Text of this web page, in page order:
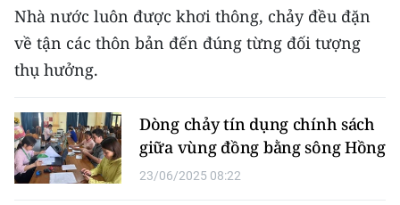
Media Y tế
Media Khoa học - Công nghệ
Media Môi trường
Ảnh
Nhà nước luôn được khơi thông, chảy đều đặn
về tận các thôn bản đến đúng từng đối tượng
thụ hưởng.
Dòng chảy tín dụng chính sách
giữa vùng đồng bằng sông Hồng
23/06/2025 08:22